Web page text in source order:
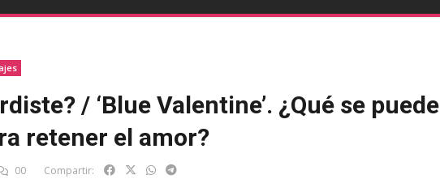
/ ‘Blue Valentine’. ¿Qué se puede
retener el amor?
00 Compartir: